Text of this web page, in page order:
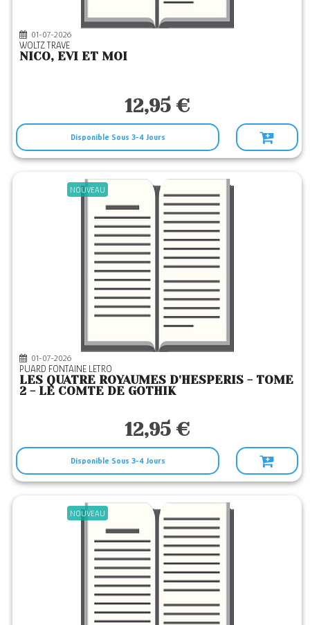
01-07-2026
WOLTZ TRAVE
NICO, EVI ET MOI
12,95 €
Disponible Sous 3-4 Jours
NOUVEAU
01-07-2026
PUARD FONTAINE LETRO
LES QUATRE ROYAUMES D'HESPERIS - TOME
2 - LE COMTE DE GOTHIK
12,95 €
Disponible Sous 3-4 Jours
NOUVEAU